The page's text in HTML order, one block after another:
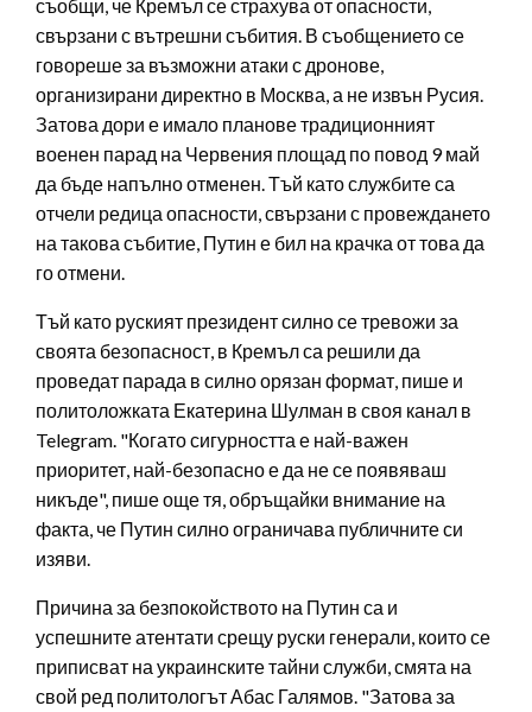
съобщи, че Кремъл се страхува от опасности,
свързани с вътрешни събития. В съобщението се
говореше за възможни атаки с дронове,
организирани директно в Москва, а не извън Русия.
Затова дори е имало планове традиционният
военен парад на Червения площад по повод 9 май
да бъде напълно отменен. Тъй като службите са
отчели редица опасности, свързани с провеждането
на такова събитие, Путин е бил на крачка от това да
го отмени.
Тъй като руският президент силно се тревожи за
своята безопасност, в Кремъл са решили да
проведат парада в силно орязан формат, пише и
политоложката Екатерина Шулман в своя канал в
Telegram. "Когато сигурността е най-важен
приоритет, най-безопасно е да не се появяваш
никъде", пише още тя, обръщайки внимание на
факта, че Путин силно ограничава публичните си
изяви.
Причина за безпокойството на Путин са и
успешните атентати срещу руски генерали, които се
приписват на украинските тайни служби, смята на
свой ред политологът Абас Галямов. "Затова за